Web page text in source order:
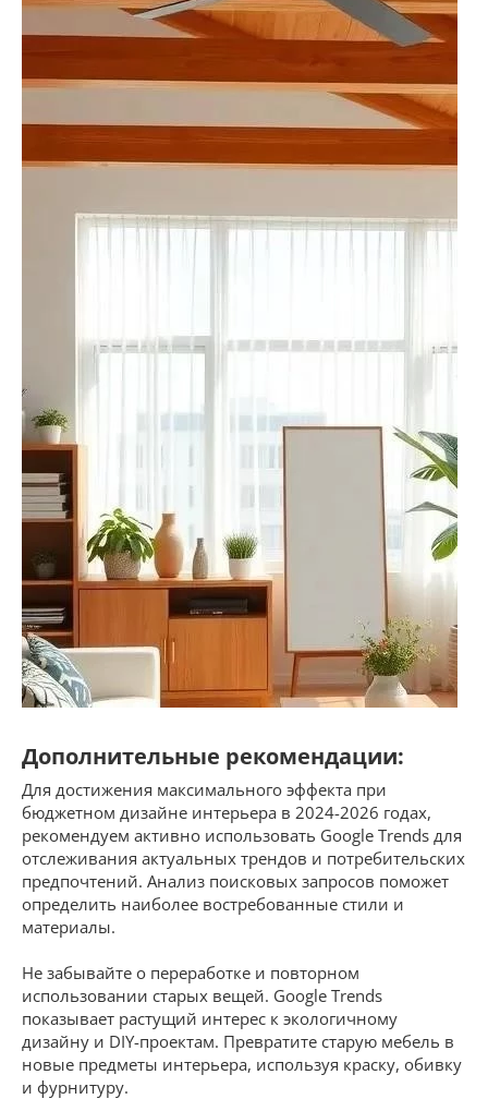
Дополнительные рекомендации:
Для достижения максимального эффекта при
бюджетном дизайне интерьера в 2024-2026 годах,
рекомендуем активно использовать Google Trends для
отслеживания актуальных трендов и потребительских
предпочтений. Анализ поисковых запросов поможет
определить наиболее востребованные стили и
материалы.
Не забывайте о переработке и повторном
использовании старых вещей. Google Trends
показывает растущий интерес к экологичному
дизайну и DIY-проектам. Превратите старую мебель в
новые предметы интерьера, используя краску, обивку
и фурнитуру.